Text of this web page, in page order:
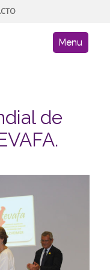
AFA site
Skip to content
Menu
de